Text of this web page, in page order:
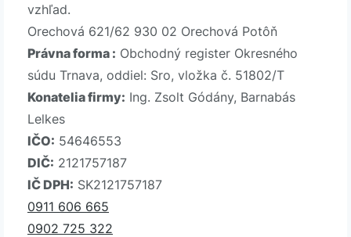
vzhľad.
Orechová 621/62 930 02 Orechová Potôň
Právna forma : Obchodný register Okresného
súdu Trnava, oddiel: Sro, vložka č. 51802/T
Konatelia firmy: Ing. Zsolt Gódány, Barnabás
Lelkes
IČO: 54646553
DIČ: 2121757187
IČ DPH: SK2121757187
0911 606 665
0902 725 322